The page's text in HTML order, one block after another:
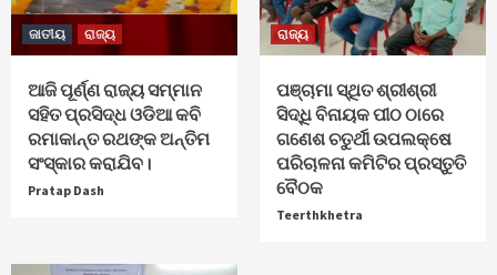
ଜାତୀୟ ରାଜ୍ୟ
ଆଜି ପୂର୍ଣ୍ଣ ରାଜ୍ୟ ସମ୍ମାନ
ସହିତ ପ୍ରସିଦ୍ଧ ଓଡିଆ କବି
ରମାକାନ୍ତ ରଥଙ୍କ ଅନ୍ତିମ
ସଂସ୍କାର କରାଯିବ।
Pratap Dash
ରାଜ୍ୟ
ପଞ୍ଚାମା ସ୍ଥିତ ଶ୍ରୀଶ୍ରୀ
ସିଦ୍ଧି ବିନାୟକ ପୀଠ ଠାରେ
ଗଣେଶ ଚତୁର୍ଥୀ ଉପଲକ୍ଷେ
ପରିଚାଳନା କମିଟିର ପ୍ରସ୍ତୁତି
ବୈଠକ
Teerthkhetra